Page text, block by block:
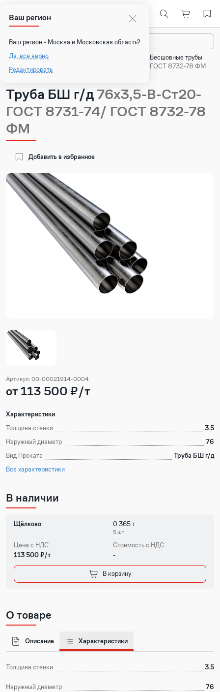
Ваш регион
Ваш регион - Москва и Московская область?
Да, все верно
Редактировать
Назад
Главная
Каталог
Бесшовные трубы
Труба БШ г/д 76х3,5-В-Ст20- ГОСТ 8731-74/ ГОСТ 8732-78 ФМ
Труба БШ г/д 76х3,5-В-Ст20-
ГОСТ 8731-74/ ГОСТ 8732-78
ФМ
Добавить в избранное
Артикул: 00-00021914-0004
от 113 500 ₽/т
Характеристики
Толщина стенки
3.5
Наружный диаметр
76
Вид Проката
Труба БШ г/д
Все характеристики
В наличии
Щёлково 0.365 т
5 шт
Цена с НДС
113 500 ₽/т
Стоимость с НДС
-
В корзину
О товаре
Описание Характеристики
Толщина стенки 3.5
Наружный диаметр 76